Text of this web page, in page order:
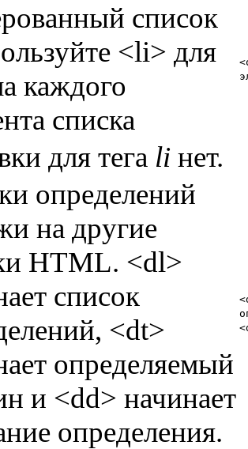
список
<li> для
каждого
списка
для тега li нет.
определений
на другие
HTML. <dl>
список
<dt>
определяемый
и <dd> начинает
определения.